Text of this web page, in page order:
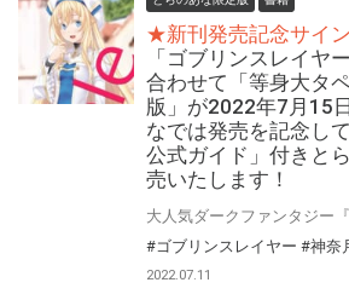
★新刊発売記念サイ
「ゴブリンスレイヤ
合わせて「等身大タ
版」が2022年7月15
なでは発売を記念し
公式ガイド」付きと
売いたします！
#ゴブリンスレイヤー #神奈
2022.07.11